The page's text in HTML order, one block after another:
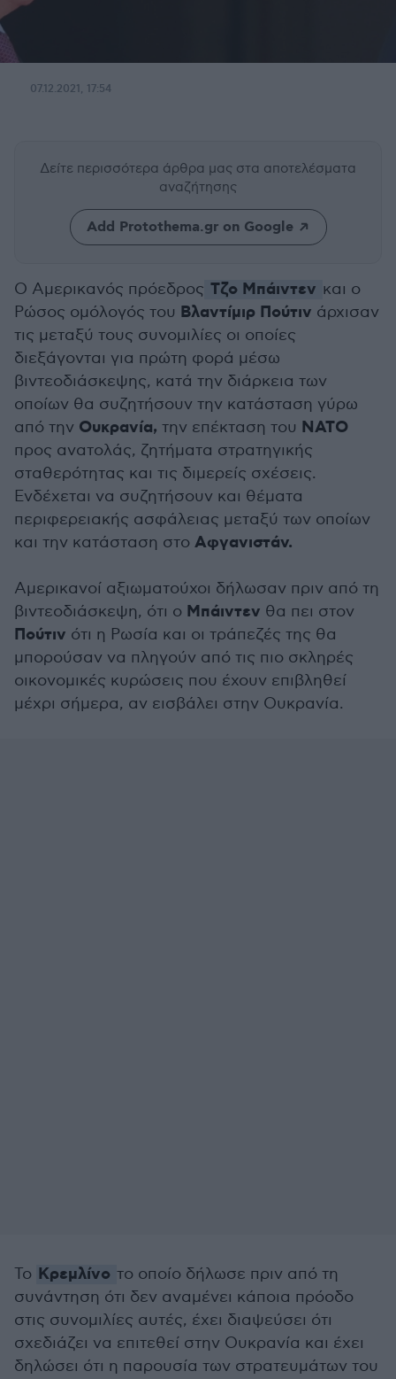
07.12.2021, 17:54
Δείτε περισσότερα άρθρα μας στα αποτελέσματα
αναζήτησης
Add Protothema.gr on Google
Ο Αμερικανός πρόεδρος Τζο Μπάιντεν και ο
Ρώσος ομόλογός του Βλαντίμιρ Πούτιν άρχισαν
τις μεταξύ τους συνομιλίες οι οποίες
διεξάγονται για πρώτη φορά μέσω
βιντεοδιάσκεψης, κατά την διάρκεια των
οποίων θα συζητήσουν την κατάσταση γύρω
από την Ουκρανία, την επέκταση του ΝΑΤΟ
προς ανατολάς, ζητήματα στρατηγικής
σταθερότητας και τις διμερείς σχέσεις.
Ενδέχεται να συζητήσουν και θέματα
περιφερειακής ασφάλειας μεταξύ των οποίων
και την κατάσταση στο Αφγανιστάν.
Αμερικανοί αξιωματούχοι δήλωσαν πριν από τη
βιντεοδιάσκεψη, ότι ο Μπάιντεν θα πει στον
Πούτιν ότι η Ρωσία και οι τράπεζές της θα
μπορούσαν να πληγούν από τις πιο σκληρές
οικονομικές κυρώσεις που έχουν επιβληθεί
μέχρι σήμερα, αν εισβάλει στην Ουκρανία.
Το Κρεμλίνο το οποίο δήλωσε πριν από τη
συνάντηση ότι δεν αναμένει κάποια πρόοδο
στις συνομιλίες αυτές, έχει διαψεύσει ότι
σχεδιάζει να επιτεθεί στην Ουκρανία και έχει
δηλώσει ότι η παρουσία των στρατευμάτων του